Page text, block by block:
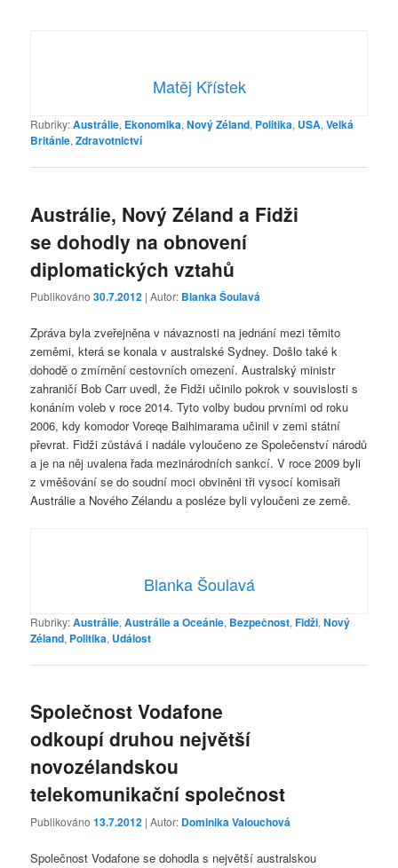
Matěj Křístek
Rubriky:Austrálie, Ekonomika,Nový Zéland, Politika, USA,Velká
Británie,Zdravotnictví
Austrálie, Nový Zéland a Fidži
se dohodly na obnovení
diplomatických vztahů
Publikováno30.7.2012 | Autor: Blanka Šoulavá
Zpráva byla zveřejněna v návaznosti na jednání mezi těmito
zeměmi, která se konala v australské Sydney. Došlo také k
dohodě o zmírnění cestovních omezení. Australský ministr
zahraničí Bob Carr uvedl, že Fidži učinilo pokrok v souvislosti s
konáním voleb v roce 2014. Tyto volby budou prvními od roku
2006, kdy komodor Voreqe Baihimarama učinil v zemi státní
převrat. Fidži zůstává i nadále vyloučeno ze Společenství národů
a je na něj uvalena řada mezinárodních sankcí. V roce 2009 byli
z vměšování se do soudní moci obviněni tři vysocí komisaři
Austrálie a Nového Zélandu a posléze byli vyloučeni ze země.
Blanka Šoulavá
Rubriky:Austrálie,Austrálie a Oceánie, Bezpečnost,Fidži,Nový
Zéland, Politika, Událost
Společnost Vodafone
odkoupí druhou největší
novozélandskou
telekomunikační společnost
Publikováno13.7.2012 | Autor: Dominika Valouchová
Společnost Vodafone se dohodla s největší australskou